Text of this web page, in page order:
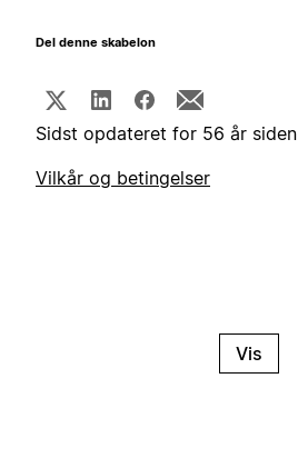
Del denne skabelon
Sidst opdateret for 56 år siden
Vilkår og betingelser
Vis